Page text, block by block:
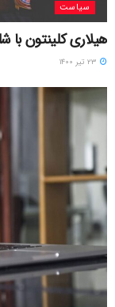
سیاست
هیلاری کلینتون با